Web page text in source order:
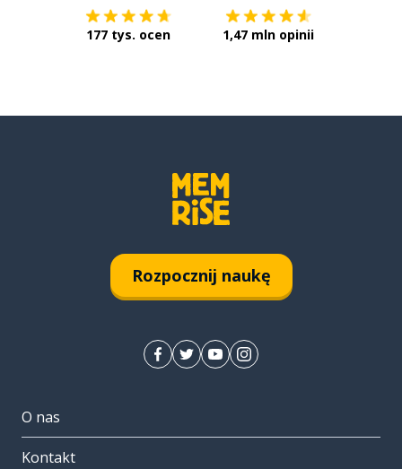
177 tys. ocen 1,47 mln opinii
Rozpocznij naukę
O nas
Kontakt